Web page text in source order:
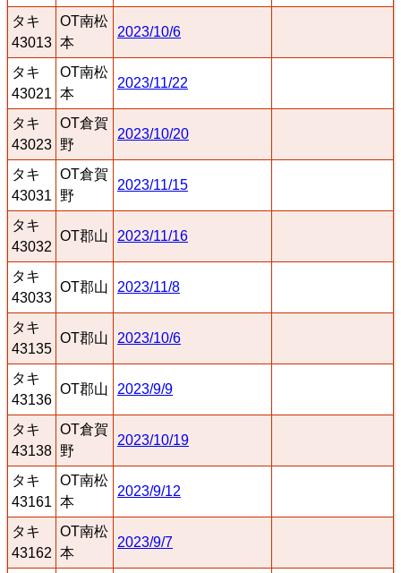
タキ
43013
OT南松
本
2023/10/6
タキ
43021
OT南松
本
2023/11/22
タキ
43023
OT倉賀
野
2023/10/20
タキ
43031
OT倉賀
野
2023/11/15
タキ
43032
OT郡山 2023/11/16
タキ
43033
OT郡山 2023/11/8
タキ
43135
OT郡山 2023/10/6
タキ
43136
OT郡山 2023/9/9
タキ
43138
OT倉賀
野
2023/10/19
タキ
43161
OT南松
本
2023/9/12
タキ
43162
OT南松
本
2023/9/7